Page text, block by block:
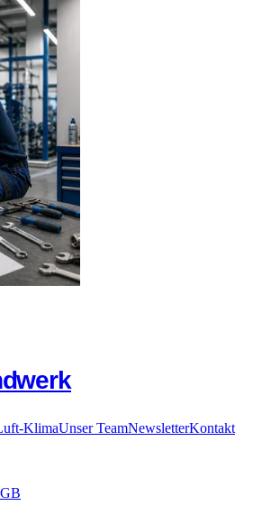
KlimaUnser TeamNewsletterKontakt